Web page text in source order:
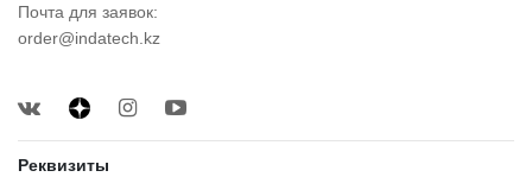
Почта для заявок:
order@indatech.kz
Реквизиты